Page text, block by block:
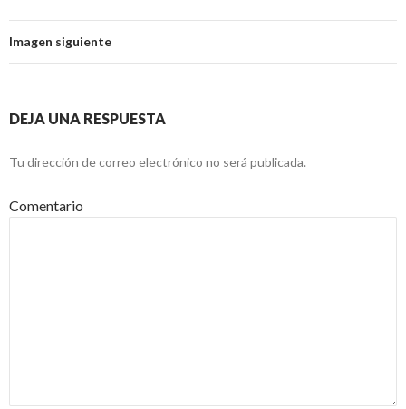
Imagen siguiente
DEJA UNA RESPUESTA
Tu dirección de correo electrónico no será publicada.
Comentario